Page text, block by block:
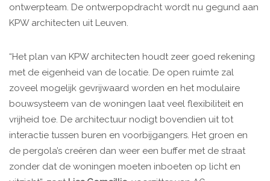
ontwerpteam. De ontwerpopdracht wordt nu gegund aan
KPW architecten uit Leuven.
“Het plan van KPW architecten houdt zeer goed rekening
met de eigenheid van de locatie. De open ruimte zal
zoveel mogelijk gevrijwaard worden en het modulaire
bouwsysteem van de woningen laat veel flexibiliteit en
vrijheid toe. De architectuur nodigt bovendien uit tot
interactie tussen buren en voorbijgangers. Het groen en
de pergola’s creëren dan weer een buffer met de straat
zonder dat de woningen moeten inboeten op licht en